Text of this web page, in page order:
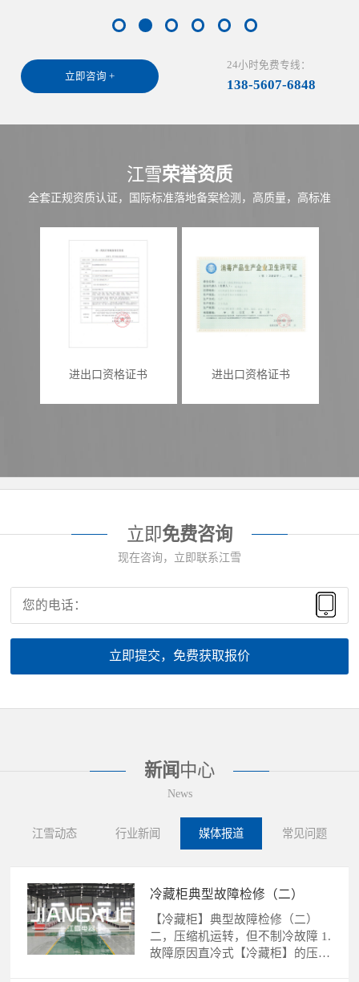
立即咨询 +
24小时免费专线：
138-5607-6848
江雪荣誉资质
全套正规资质认证，国际标准落地备案检测，高质量，高标准
进出口资格证书 进出口资格证书
立即免费咨询
现在咨询，立即联系江雪
立即提交，免费获取报价
新闻 中心
News
江雪动态 行业新闻 媒体报道 常见问题
冷藏柜典型故障检修（二）
【冷藏柜】典型故障检修（二）
二，压缩机运转，但不制冷故障 1.
故障原因直冷式【冷藏柜】的压缩